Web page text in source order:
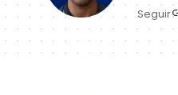
Seguir